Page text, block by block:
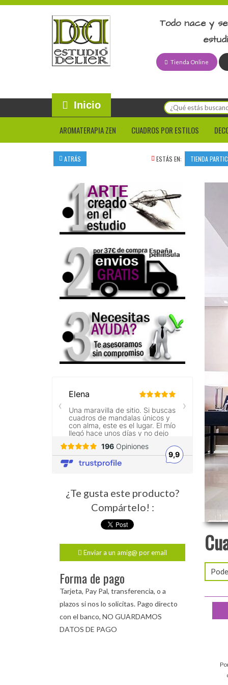
Todo nace y
Tienda Online
Inicio
AROMATERAPIA ZEN CUADROS POR ESTILOS
ATRÁS ESTÁS EN: TIENDA
¿Te gusta este producto?
Compártelo! :
Enviar a un amig@ por email
Forma de pago
Tarjeta, Pay Pal, transferencia, o a
plazos si nos lo solicitas. Pago directo
con el banco, NO GUARDAMOS
DATOS DE PAGO